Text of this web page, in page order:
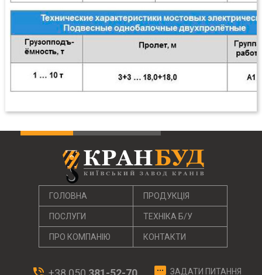
ГОЛОВНА ПРОДУКЦІЯ
ПОСЛУГИ ТЕХНІКА Б/У
ПРО КОМПАНІЮ КОНТАКТИ
textsms ЗАДАТИ ПИТАННЯ